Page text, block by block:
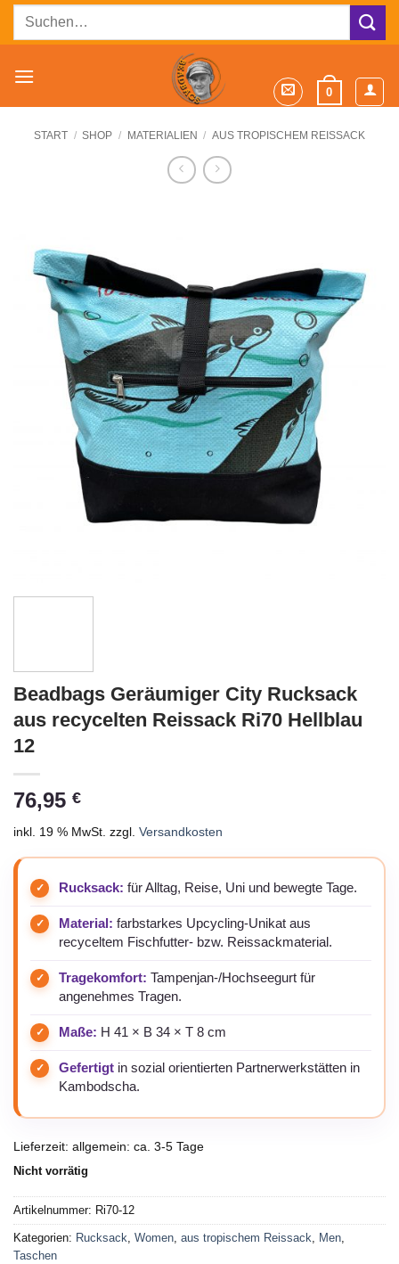
ZumSuchen
0
START / SHOP / MATERIALIEN / AUS TROPISCHEM REISSACK
Beadbags Geräumiger City Rucksack
aus recycelten Reissack Ri70 Hellblau
12
76,95 €
inkl. 19 % MwSt. zzgl. Versandkosten
Rucksack: für Alltag, Reise, Uni und bewegte Tage.
Material: farbstarkes Upcycling-Unikat aus
recyceltem Fischfutter- bzw. Reissackmaterial.
Tragekomfort: Tampenjan-/Hochseegurt für
angenehmes Tragen.
Maße: H 41 × B 34 × T 8 cm
Gefertigt in sozial orientierten Partnerwerkstätten in
Kambodscha.
Lieferzeit: allgemein: ca. 3-5 Tage
Nicht vorrätig
Artikelnummer: Ri70-12
Kategorien: Rucksack, Women, aus tropischem Reissack, Men,
Taschen